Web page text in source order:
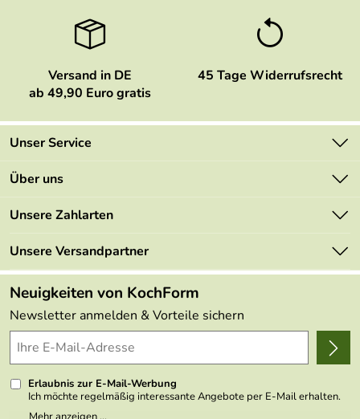
Versand in DE
ab 49,90 Euro gratis
45 Tage Widerrufsrecht
Unser Service
Kontakt
Mehrwertsteuerfrei
Retourenportal
FAQs
Lieferbedingungen
Delivery Terms
Kundenlogin
Über uns
Marken
Angebote
Made in Germany
Themen
Wir über uns
Presse
Unsere Zahlarten
Unsere Versandpartner
Neuigkeiten von KochForm
Newsletter anmelden & Vorteile sichern
Erlaubnis zur E-Mail-Werbung
Ich möchte regelmäßig interessante Angebote per E-Mail erhalten.
Meine E-Mail-Adresse wird nicht an andere Unternehmen